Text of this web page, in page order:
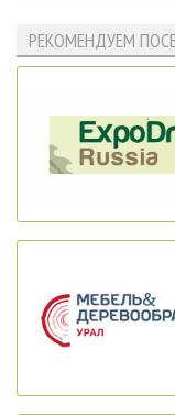
РЕКОМЕНДУЕМ